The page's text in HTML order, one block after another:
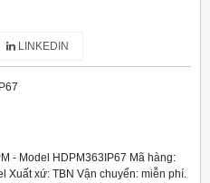
LINKEDIN
- Model HDPM363IP67 Mã hàng:
Xuất xứ: TBN Vận chuyển: miễn phí.